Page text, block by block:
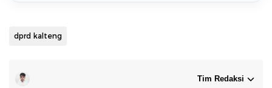
dprd kalteng
Tim Redaksi